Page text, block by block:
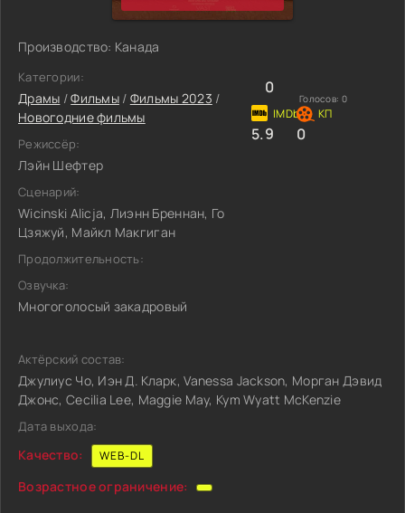
Производство: Канада
Категории:
Драмы /Фильмы/ Фильмы 2023 /
Новогодние фильмы
Режиссёр:
Лэйн Шефтер
Сценарий:
Wicinski Alicja, Лиэнн Бреннан, Го
Цзяжуй, Майкл Макгиган
Продолжительность:
Озвучка:
Многоголосый закадровый
0
Голосов: 0
5.9 0
Актёрский состав:
Джулиус Чо, Иэн Д. Кларк, Vanessa Jackson, Морган Дэвид
Джонс, Cecilia Lee, Maggie May, Kym Wyatt McKenzie
Дата выхода:
Качество: WEB-DL
Возрастное ограничение: